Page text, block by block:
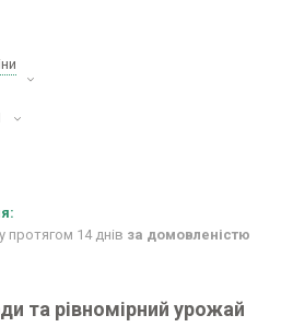
протягом 14 днів за домовленістю
та рівномірний урожай